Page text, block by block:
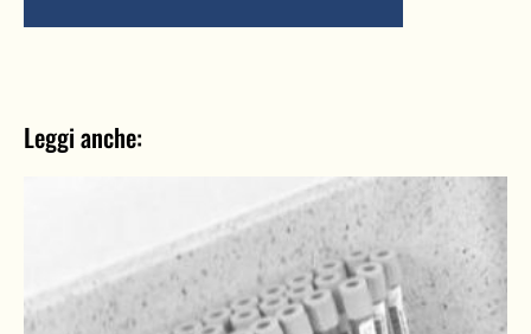
Leggi anche: